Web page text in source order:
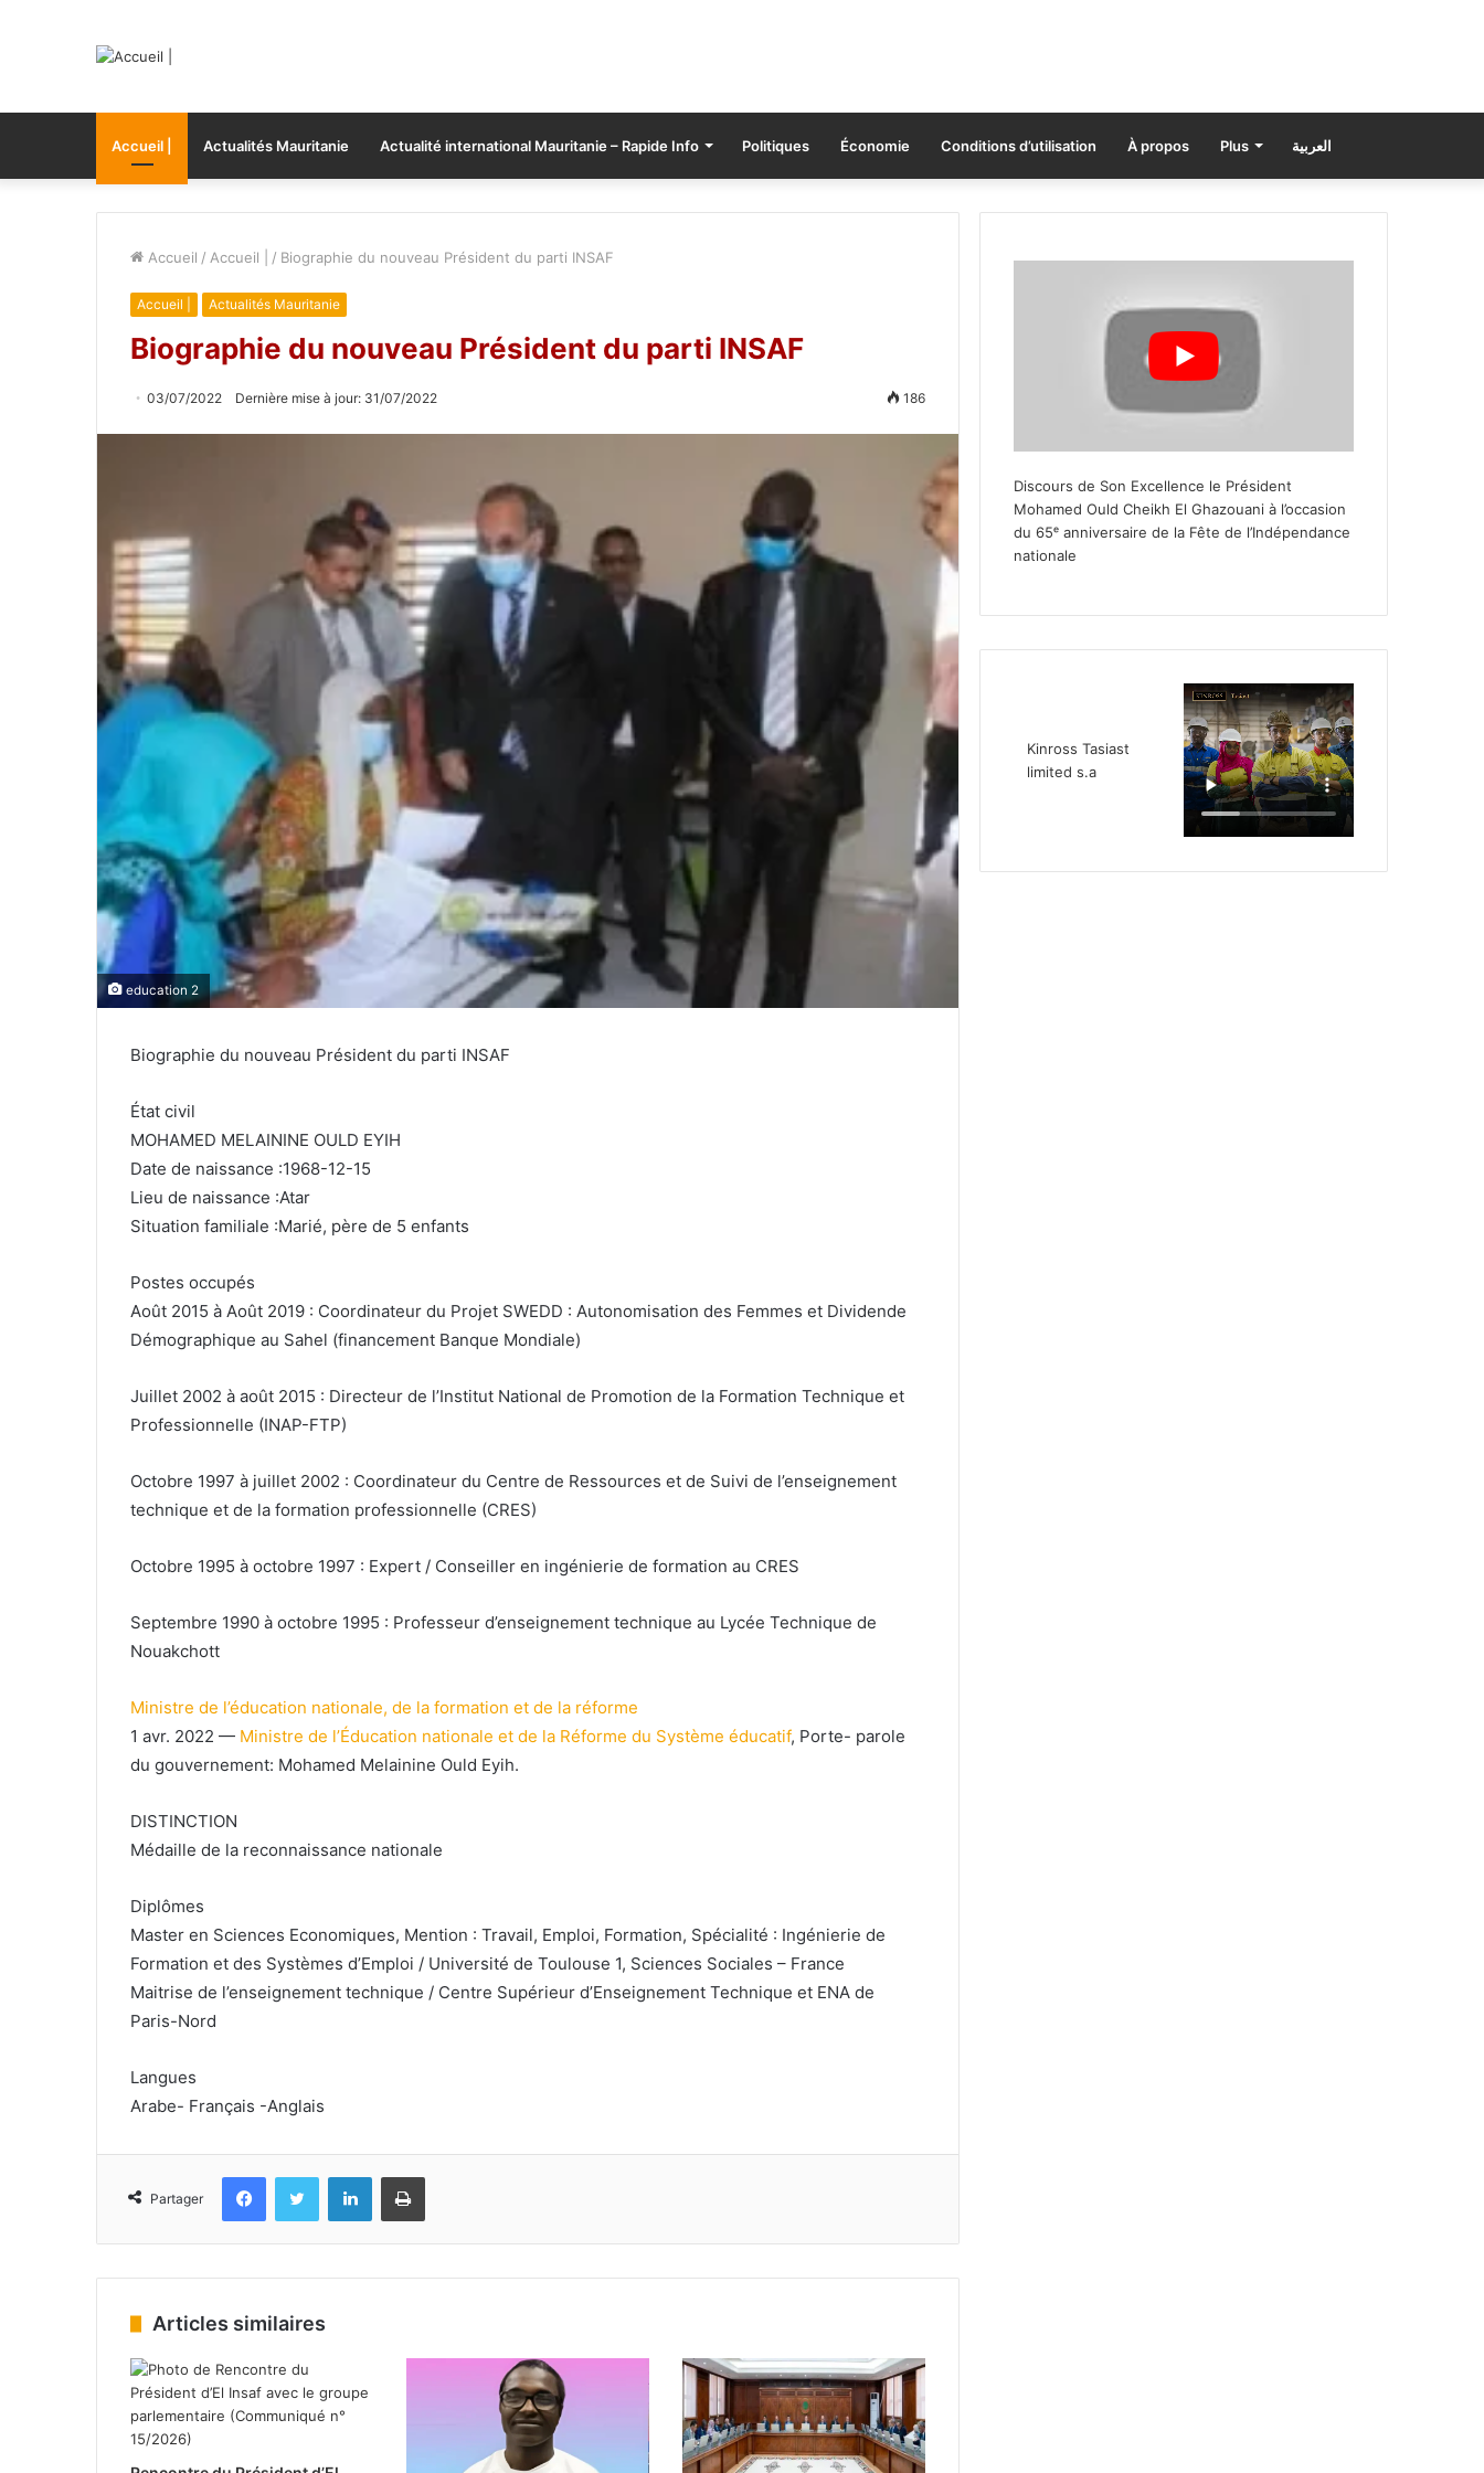
Accueil | Actualités Mauritanie Actualité international Mauritanie – Rapide Info Politiques Économie Conditions d’utilisation À propos Plus العربية
Accueil / Accueil | / Biographie du nouveau Président du parti INSAF
Accueil | Actualités Mauritanie
Biographie du nouveau Président du parti INSAF
03/07/2022 Dernière mise à jour: 31/07/2022 186
education 2
Biographie du nouveau Président du parti INSAF
État civil
MOHAMED MELAININE OULD EYIH
Date de naissance :1968-12-15
Lieu de naissance :Atar
Situation familiale :Marié, père de 5 enfants
Postes occupés
Août 2015 à Août 2019 : Coordinateur du Projet SWEDD : Autonomisation des Femmes et Dividende
Démographique au Sahel (financement Banque Mondiale)
Juillet 2002 à août 2015 : Directeur de l’Institut National de Promotion de la Formation Technique et
Professionnelle (INAP-FTP)
Octobre 1997 à juillet 2002 : Coordinateur du Centre de Ressources et de Suivi de l’enseignement
technique et de la formation professionnelle (CRES)
Octobre 1995 à octobre 1997 : Expert / Conseiller en ingénierie de formation au CRES
Septembre 1990 à octobre 1995 : Professeur d’enseignement technique au Lycée Technique de
Nouakchott
Ministre de l’éducation nationale, de la formation et de la réforme
1 avr. 2022 — Ministre de l’Éducation nationale et de la Réforme du Système éducatif, Porte- parole
du gouvernement: Mohamed Melainine Ould Eyih.
DISTINCTION
Médaille de la reconnaissance nationale
Diplômes
Master en Sciences Economiques, Mention : Travail, Emploi, Formation, Spécialité : Ingénierie de
Formation et des Systèmes d’Emploi / Université de Toulouse 1, Sciences Sociales – France
Maitrise de l’enseignement technique / Centre Supérieur d’Enseignement Technique et ENA de
Paris-Nord
Langues
Arabe- Français -Anglais
Partager
FacebookTwitter LinkedinImprimer
Articles similaires
Discours de Son Excellence le Président
Mohamed Ould Cheikh El Ghazouani à l’occasion
du 65ᵉ anniversaire de la Fête de l’Indépendance
nationale
Kinross Tasiast
limited s.a